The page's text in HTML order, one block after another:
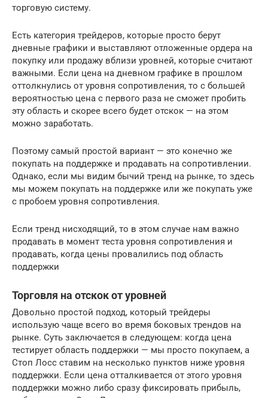
торговую систему.
Есть категория трейдеров, которые просто берут
дневные графики и выставляют отложенные ордера на
покупку или продажу вблизи уровней, которые считают
важными. Если цена на дневном графике в прошлом
оттолкнулись от уровня сопротивления, то с большей
вероятностью цена с первого раза не сможет пробить
эту область и скорее всего будет отскок — на этом
можно заработать.
Поэтому самый простой вариант — это конечно же
покупать на поддержке и продавать на сопротивлении.
Однако, если мы видим бычий тренд на рынке, то здесь
мы можем покупать на поддержке или же покупать уже
с пробоем уровня сопротивления.
Если тренд нисходящий, то в этом случае нам важно
продавать в момент теста уровня сопротивления и
продавать, когда цены провалились под область
поддержки
Торговля на отскок от уровней
Довольно простой подход, который трейдеры
использую чаще всего во время боковых трендов на
рынке. Суть заключается в следующем: когда цена
тестирует область поддержки — мы просто покупаем, а
Стоп Лосс ставим на несколько пунктов ниже уровня
поддержки. Если цена отталкивается от этого уровня
поддержки можно либо сразу фиксировать прибыль,